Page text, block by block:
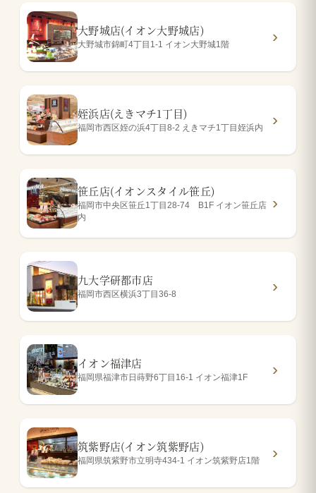
大野城店(イオン大野城店)
大野城市錦町4丁目1-1 イオン大野城1階
姪浜店(えきマチ1丁目)
福岡市西区姪の浜4丁目8-2 えきマチ1丁目姪浜内
笹丘店(イオンスタイル笹丘)
福岡市中央区笹丘1丁目28-74 B1F イオン笹丘店
内
九大学研都市店
福岡市西区横浜3丁目36-8
イオン福津店
福岡県福津市日蒔野6丁目16-1 イオン福津1F
筑紫野店(イオン筑紫野店)
福岡県筑紫野市立明寺434-1 イオン筑紫野店1階